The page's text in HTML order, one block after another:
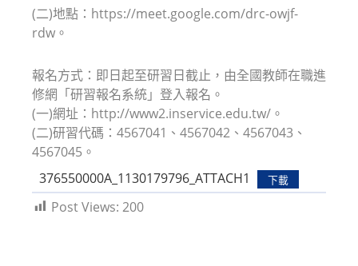
(二)地點：https://meet.google.com/drc-owjf-
rdw。
報名方式：即日起至研習日截止，由全國教師在職進
修網「研習報名系統」登入報名。
(一)網址：http://www2.inservice.edu.tw/。
(二)研習代碼：4567041、4567042、4567043、
4567045。
376550000A_1130179796_ATTACH1
下載
Post Views: 200